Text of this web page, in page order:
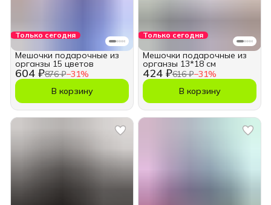
Только сегодня
604 ₽876 ₽−31%
Мешочки подарочные из
органзы 15 цветов
В корзину
Только сегодня
424 ₽616 ₽−31%
Мешочки подарочные из
органзы 13*18 см
В корзину